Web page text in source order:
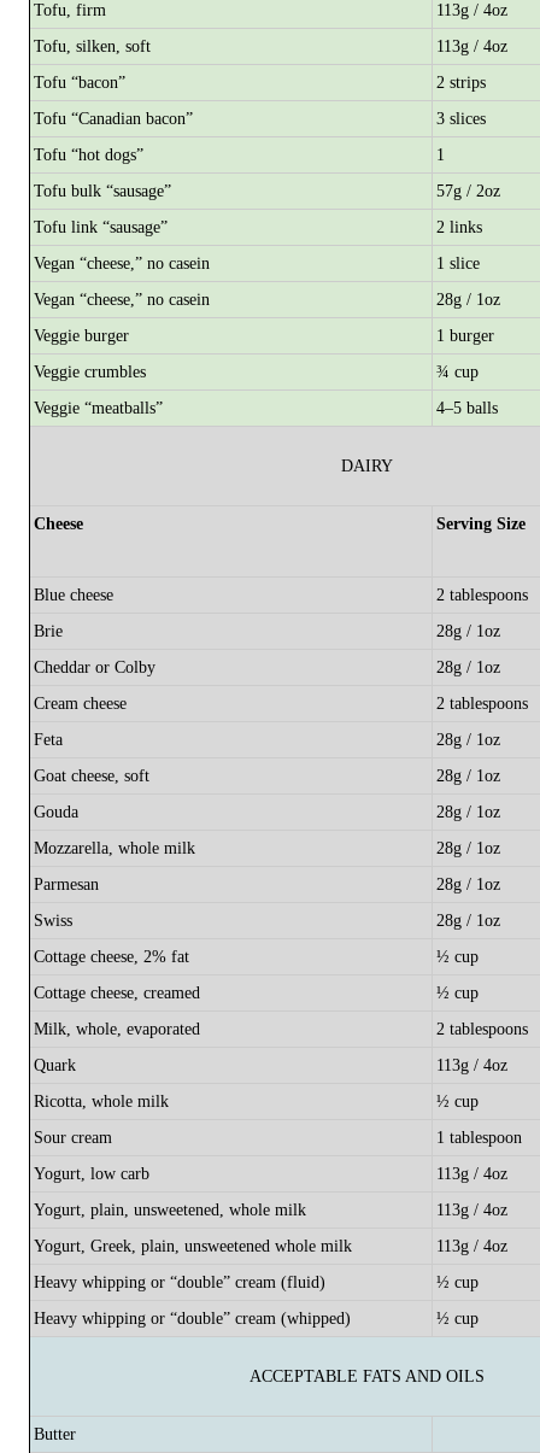
Tofu, firm
113g / 4oz
Tofu, silken, soft
113g / 4oz
Tofu “bacon”
2 strips
Tofu “Canadian bacon”
3 slices
Tofu “hot dogs”
1
Tofu bulk “sausage”
57g / 2oz
Tofu link “sausage”
2 links
Vegan “cheese,” no casein
1 slice
Vegan “cheese,” no casein
28g / 1oz
Veggie burger
1 burger
Veggie crumbles
¾ cup
Veggie “meatballs”
4–5 balls
DAIRY
Cheese Serving Size
Blue cheese
2 tablespoons
Brie
28g / 1oz
Cheddar or Colby
28g / 1oz
Cream cheese
2 tablespoons
Feta
28g / 1oz
Goat cheese, soft
28g / 1oz
Gouda
28g / 1oz
Mozzarella, whole milk
28g / 1oz
Parmesan
28g / 1oz
Swiss
28g / 1oz
Cottage cheese, 2% fat
½ cup
Cottage cheese, creamed
½ cup
Milk, whole, evaporated
2 tablespoons
Quark
113g / 4oz
Ricotta, whole milk
½ cup
Sour cream
1 tablespoon
Yogurt, low carb
113g / 4oz
Yogurt, plain, unsweetened, whole milk
113g / 4oz
Yogurt, Greek, plain, unsweetened whole milk
113g / 4oz
Heavy whipping or “double” cream (fluid)
½ cup
Heavy whipping or “double” cream (whipped)
½ cup
ACCEPTABLE FATS AND OILS
Butter